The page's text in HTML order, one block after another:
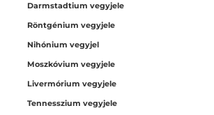
Darmstadtium vegyjele
Röntgénium vegyjele
Nihónium vegyjel
Moszkóvium vegyjele
Livermórium vegyjele
Tennesszium vegyjele